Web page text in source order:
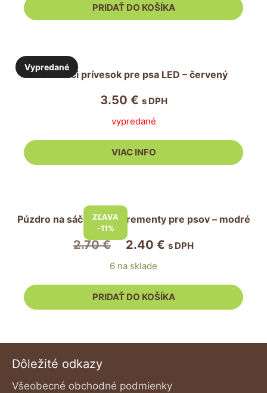
3.90 €.3.50 €.
PRIDAŤ DO KOŠÍKA
Svietiaci prívesok pre psa LED – červený
3.50 € s DPH
vypredané
Vypredané
VIAC INFO
ZĽAVA
-11%
Púzdro na sáčky na exkrementy pre psov – modré
2.70€
Pôvodná
cena
2.70 €.
2.40 € Aktuálna
2.40 €.
s DPH
6 na sklade
PRIDAŤ DO KOŠÍKA
Dôležité odkazy
Všeobecné obchodné podmienky